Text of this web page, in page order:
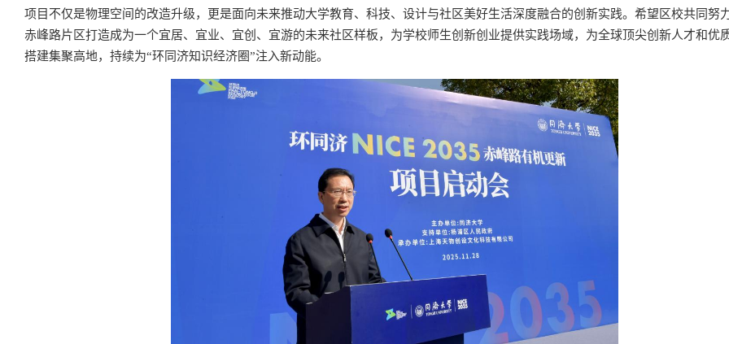
项目不仅是物理空间的改造升级，更是面向未来推动大学教育、科技、设计与社区美好生活深度融合的创新实践。希望区校共同努
赤峰路片区打造成为一个宜居、宜业、宜创、宜游的未来社区样板，为学校师生创新创业提供实践场域，为全球顶尖创新人才和优
搭建集聚高地，持续为“环同济知识经济圈”注入新动能。